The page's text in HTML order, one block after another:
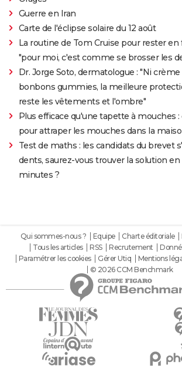
Guerre en Iran
Carte de l'éclipse solaire du 12 août
La routine de Tom Cruise pour rester en
"pour moi, c'est comme se brosser les
Dr. Jorge Soto, dermatologue : "Ni
bonbons gummies, la meilleure
reste les vêtements et l'ombre"
Plus efficace qu'une tapette à mouches :
pour attraper les mouches dans la
Test de maths : les candidats du brevet
dents, saurez-vous trouver la solution en
minutes ?
Qui sommes-nous ? Equipe Charte éditoriale
Tous les articles
RSS Recrutement
Paramétrer les cookies
Gérer Utiq Mentions
© 2026 CCM Benchmark